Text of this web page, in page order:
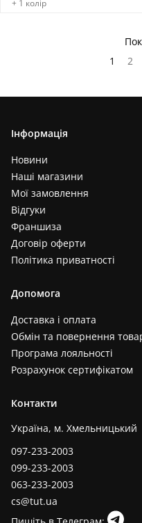
+ 1 колір
1
2
Інформація
Новини
Наші магазини
Мої замовлення
Відгуки
Франшиза
Договір оферти
Політика приватності
Допомога
Доставка і оплата
Обмін та повернення
Програма лояльності
Розрахунок сертифікатом
Контакти
Україна, м. Хмельницький
097-233-2003
099-233-2003
063-233-2003
cs@tut.ua